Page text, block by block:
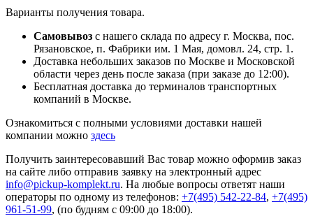
Варианты получения товара.
Самовывоз с нашего склада по адресу г. Москва, пос.
Рязановское, п. Фабрики им. 1 Мая, домовл. 24, стр. 1.
Доставка небольших заказов по Москве и Московской
области через день после заказа (при заказе до 12:00).
Бесплатная доставка до терминалов транспортных
компаний в Москве.
Ознакомиться с полными условиями доставки нашей
компании можно здесь
Получить заинтересовавший Вас товар можно оформив заказ
на сайте либо отправив заявку на электронный адрес
info@pickup-komplekt.ru. На любые вопросы ответят наши
операторы по одному из телефонов: +7(495) 542-22-84, +7(495)
961-51-99, (по будням с 09:00 до 18:00).